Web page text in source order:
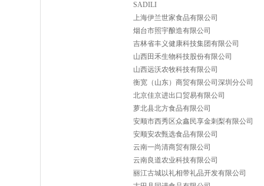
SADILI
上海伊兰世家食品有限公司
烟台市照宇酿造有限公司
吉林省丰义健康科技集团有限公司
山西田禾生物科技股份有限公司
山西远沃农牧科技有限公司
衡宽（山东）商贸有限公司深圳分公司
北京佳京进出口贸易有限公司
萝北县北方食品有限公司
安顺市西秀区众鑫民享金刺梨有限公司
安顺安农甄选食品有限公司
云南一尚清商贸有限公司
云南良道农业科技有限公司
丽江古城以礼相带礼品开发有限公司